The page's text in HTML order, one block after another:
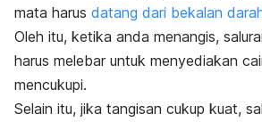
mata harus datang dari bekalan
Oleh itu, ketika anda menangis,
harus melebar untuk menyediakan
mencukupi.
Selain itu, jika tangisan cukup kuat,